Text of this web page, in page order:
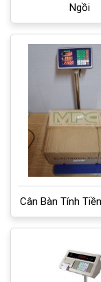
Ngồi
Cân Bàn Tính